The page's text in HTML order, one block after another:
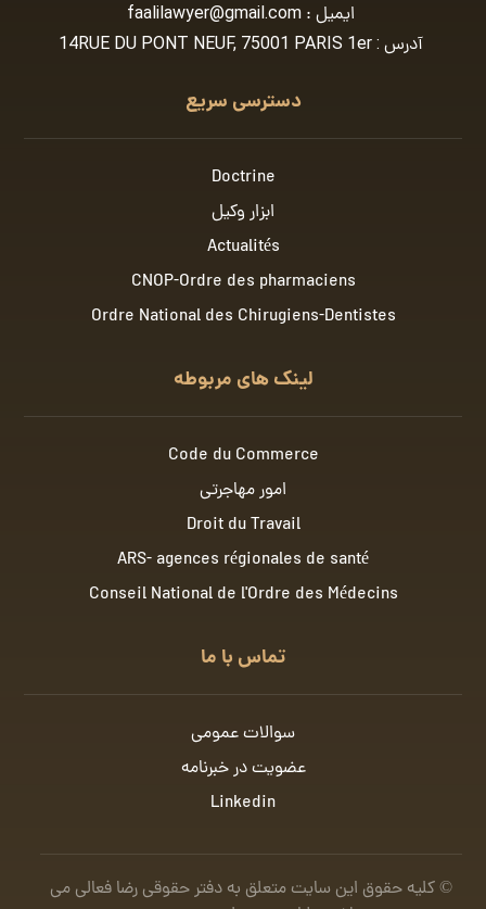
ایمیل :faalilawyer@gmail.com
آدرس : 14RUE DU PONT NEUF, 75001 PARIS 1er
دسترسی سریع
Doctrine
ابزار وکیل
Actualités
CNOP-Ordre des pharmaciens
Ordre National des Chirugiens-Dentistes
لینک های مربوطه
Code du Commerce
امور مهاجرتی
Droit du Travail
ARS- agences régionales de santé
Conseil National de l'Ordre des Médecins
تماس با ما
سوالات عمومی
عضویت در خبرنامه
Linkedin
© کلیه حقوق این سایت متعلق به دفتر حقوقی رضا فعالی می